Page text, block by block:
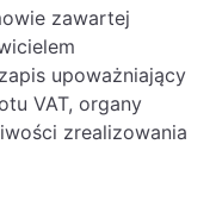
zawartej
upoważniający
VAT, organy
zrealizowania